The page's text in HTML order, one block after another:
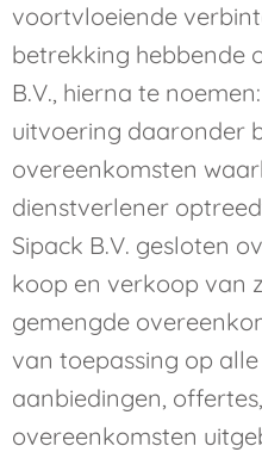
voortvloeiende
betrekking hebbende
B.V., hierna te
uitvoering daaronder
overeenkomsten
dienstverlener
Sipack B.V. gesloten
koop en verkoop van
gemengde
van toepassing op
aanbiedingen,
overeenkomsten